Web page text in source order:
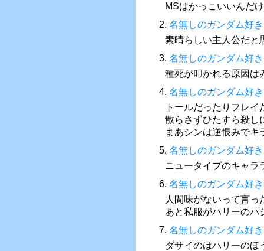
MSはかっこいいんだ
2. 名無しのガンダム好き
素晴らしい主人公だと
3. 名無しのガンダム好き
種死が叩かれる原因は
4. 名無しのガンダム好き
トールだったりフレ
散らさずひたすら殺し
まあシンは逆恨みで
5. 名無しのガンダム好き
ニュータイプのキャラ
6. 名無しのガンダム好き
人間味がないって言
あと私服がハリーのパ
7. 名無しのガンダム好き
ダサイのはハリーのほ